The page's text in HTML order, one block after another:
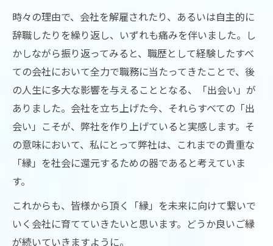
時々の理由で、会社を解雇されたり、あるいは自主的に
辞職したりを繰り返し、いずれも痛みを伴いました。し
かしながら振り返ってみると、職歴として経験したすべ
ての会社において全力で職務に当たってきたことで、後
の人生に多大な影響を与えることとなる、「出会い」が
ありました。会社を立ち上げた今、それらすべての「出
会い」こそが、弊社を作り上げていると実感します。そ
の意味において、私にとって弊社は、これまでの貴重な
「縁」を社会に還元するための器であると考えていま
す。
これからも、皆様から頂く「縁」を未来に向けて繋いで
いく会社に育てていきたいと思います。どうか良いご縁
が続いていきますように。